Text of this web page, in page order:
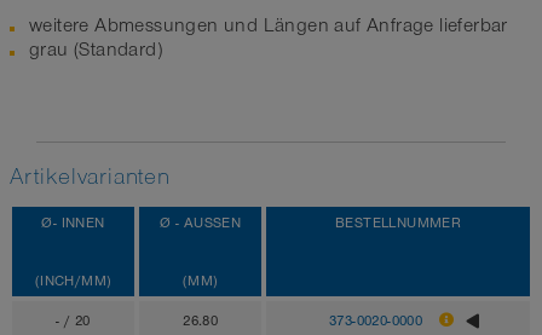
weitere Abmessungen und Längen auf Anfrage lieferbar
grau (Standard)
Artikelvarianten
Ø- INNEN
(INCH/MM)
Ø - AUSSEN
(MM)
BESTELLNUMMER
- / 20 26.80 373-0020-0000